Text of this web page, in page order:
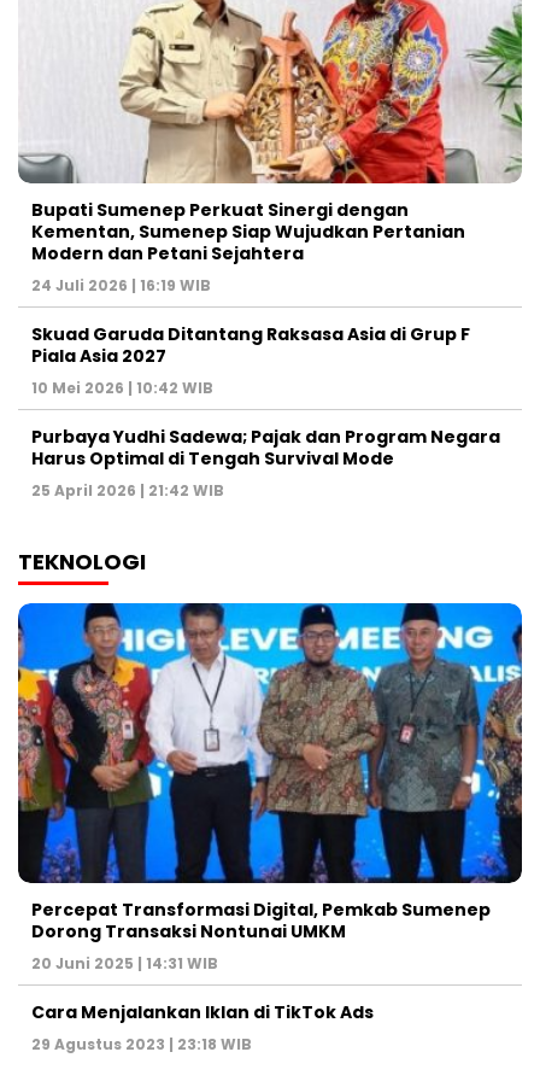
Bupati Sumenep Perkuat Sinergi dengan
Kementan, Sumenep Siap Wujudkan Pertanian
Modern dan Petani Sejahtera
24 Juli 2026 | 16:19 WIB
Skuad Garuda Ditantang Raksasa Asia di Grup F
Piala Asia 2027
10 Mei 2026 | 10:42 WIB
Purbaya Yudhi Sadewa; Pajak dan Program Negara
Harus Optimal di Tengah Survival Mode
25 April 2026 | 21:42 WIB
TEKNOLOGI
Percepat Transformasi Digital, Pemkab Sumenep
Dorong Transaksi Nontunai UMKM
20 Juni 2025 | 14:31 WIB
Cara Menjalankan Iklan di TikTok Ads
29 Agustus 2023 | 23:18 WIB